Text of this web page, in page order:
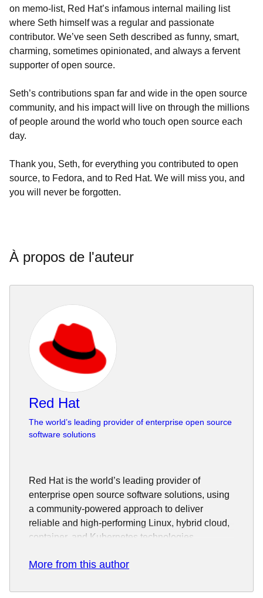
on memo-list, Red Hat’s infamous internal mailing list
where Seth himself was a regular and passionate
contributor. We’ve seen Seth described as funny, smart,
charming, sometimes opinionated, and always a fervent
supporter of open source.
Seth’s contributions span far and wide in the open source
community, and his impact will live on through the millions
of people around the world who touch open source each
day.
Thank you, Seth, for everything you contributed to open
source, to Fedora, and to Red Hat. We will miss you, and
you will never be forgotten.
À propos de l'auteur
Red Hat
The world’s leading provider of enterprise open source
software solutions
Red Hat is the world’s leading provider of
enterprise open source software solutions, using
a community-powered approach to deliver
reliable and high-performing Linux, hybrid cloud,
container, and Kubernetes technologies.
Red Hat helps customers integrate new and
applications, standardize on our industry-leading
More from this author